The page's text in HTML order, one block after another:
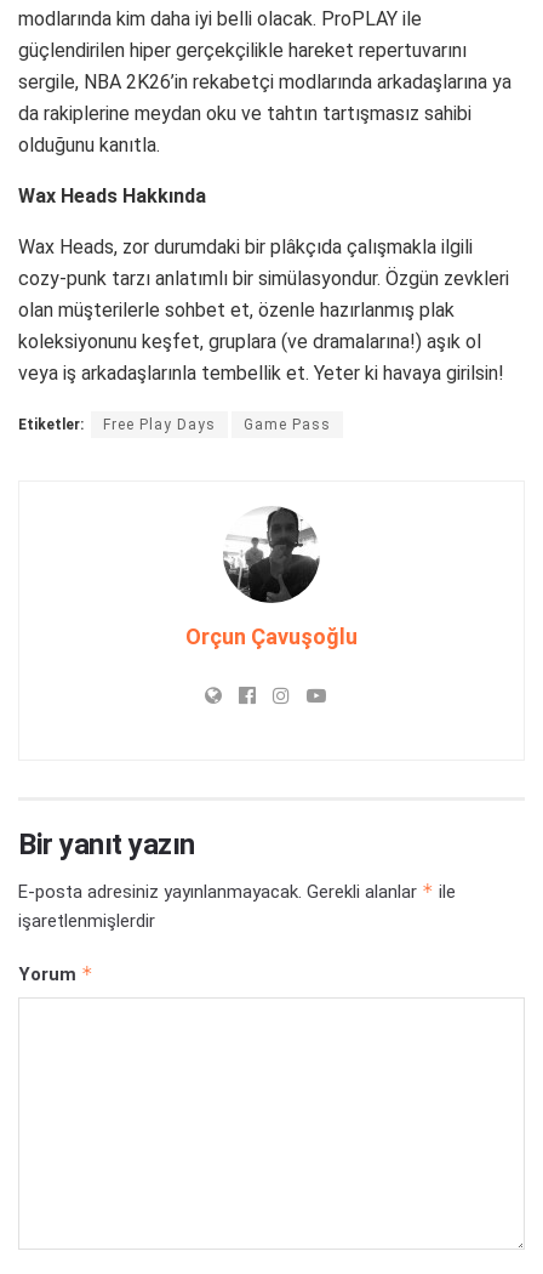
modlarında kim daha iyi belli olacak. ProPLAY ile
güçlendirilen hiper gerçekçilikle hareket repertuvarını
sergile, NBA 2K26’in rekabetçi modlarında arkadaşlarına ya
da rakiplerine meydan oku ve tahtın tartışmasız sahibi
olduğunu kanıtla.
Wax Heads Hakkında
Wax Heads, zor durumdaki bir plâkçıda çalışmakla ilgili
cozy-punk tarzı anlatımlı bir simülasyondur. Özgün zevkleri
olan müşterilerle sohbet et, özenle hazırlanmış plak
koleksiyonunu keşfet, gruplara (ve dramalarına!) aşık ol
veya iş arkadaşlarınla tembellik et. Yeter ki havaya girilsin!
Etiketler: Free Play Days Game Pass
Orçun Çavuşoğlu
Bir yanıt yazın
E-posta adresiniz yayınlanmayacak. Gerekli alanlar * ile
işaretlenmişlerdir
Yorum *